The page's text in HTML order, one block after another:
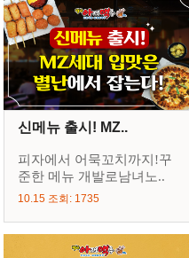
신메뉴 출시! MZ..
피자에서 어묵꼬치까지!꾸
준한 메뉴 개발로남녀노..
10.15 조회: 1735